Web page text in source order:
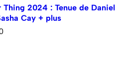
Thing 2024 : Tenue de Daniel
Cay + plus